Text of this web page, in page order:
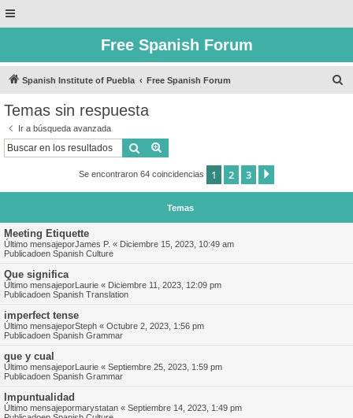
Free Spanish Forum
Spanish Institute of Puebla Free Spanish Forum
Temas sin respuesta
Ir a búsqueda avanzada
Buscar
Se encontraron 64 coincidencias 1 2 3
Temas
Meeting Etiquette
Último mensajeporJames P. « Diciembre 15, 2023, 10:49 am
Publicadoen Spanish Culture
Que significa
Último mensajeporLaurie « Diciembre 11, 2023, 12:09 pm
Publicadoen Spanish Translation
imperfect tense
Último mensajeporSteph « Octubre 2, 2023, 1:56 pm
Publicadoen Spanish Grammar
que y cual
Último mensajeporLaurie « Septiembre 25, 2023, 1:59 pm
Publicadoen Spanish Grammar
Impuntualidad
Último mensajepormarystatan « Septiembre 14, 2023, 1:49 pm